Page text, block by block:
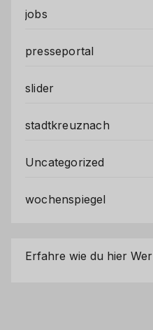
jobs
presseportal
slider
stadtkreuznach
Uncategorized
wochenspiegel
Erfahre wie du hier